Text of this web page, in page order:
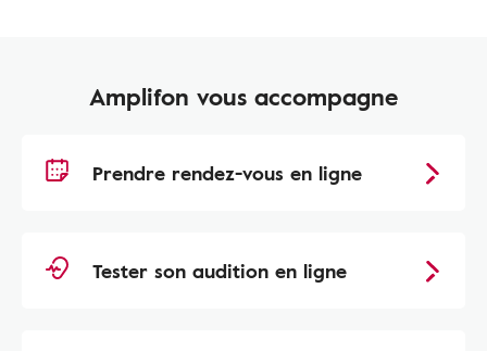
Amplifon vous accompagne
Prendre rendez-vous en ligne
Tester son audition en ligne